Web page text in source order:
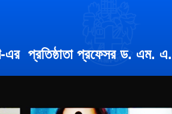
এর প্রতিষ্ঠাতা প্রফেসর ড. এম.